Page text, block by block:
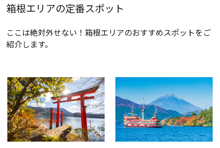
箱根エリアの定番スポット
ここは絶対外せない！箱根エリアのおすすめスポットをご
紹介します。